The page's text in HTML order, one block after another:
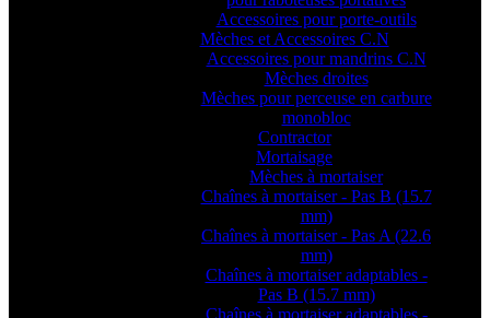
Accessoires pour porte-outils
Mèches et Accessoires C.N
Accessoires pour mandrins C.N
Mèches droites
Mèches pour perceuse en carbure
monobloc
Contractor
Mortaisage
Mèches à mortaiser
Chaînes à mortaiser - Pas B (15.7
mm)
Chaînes à mortaiser - Pas A (22.6
mm)
Chaînes à mortaiser adaptables -
Pas B (15.7 mm)
Chaînes à mortaiser adaptables -